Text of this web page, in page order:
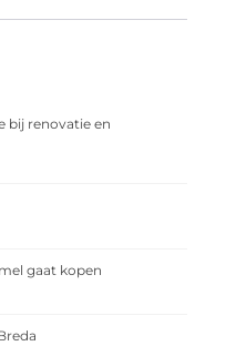
bij renovatie en
gaat kopen